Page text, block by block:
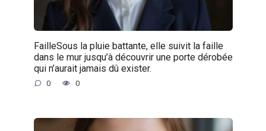
FailleSous la pluie battante, elle suivit la faille
dans le mur jusqu’à découvrir une porte dérobée
qui n’aurait jamais dû exister.
0 0